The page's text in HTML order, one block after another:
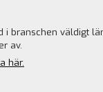
i branschen väldigt
av.
här.